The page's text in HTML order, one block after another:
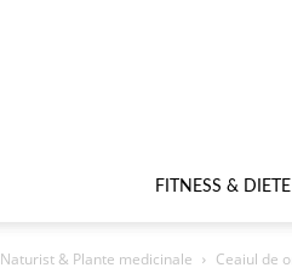
FITNESS & DIETE
Naturist & Plante medicinale Ceaiul de